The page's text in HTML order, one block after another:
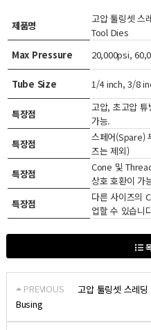
제품명
고압 툴링셋 스
Tool Dies
Max Pressure
20,000psi,
Tube Size 1/4 inch, 3/8
특장점
고압, 초고압
가능.
특장점
스페어(Spare)
즈는 제외)
특장점
Cone 및
상호 호환이 가
특장점
다른 사이즈의
업할 수 있습니
PREVIOUS
고압 툴링셋 스레
Busing